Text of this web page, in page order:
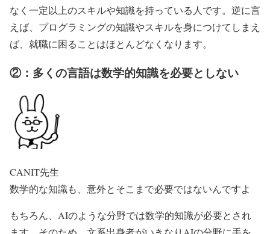
なく一定以上のスキルや知識を持っている人です。逆に言
えば、プログラミングの知識やスキルを身につけてしまえ
ば、就職に困ることはほとんどなくなります。
②：多くの言語は数学的知識を必要としない
CANIT先生
数学的な知識も、意外とそこまで必要ではないんですよ
もちろん、AIのような分野では数学的知識が必要とされ